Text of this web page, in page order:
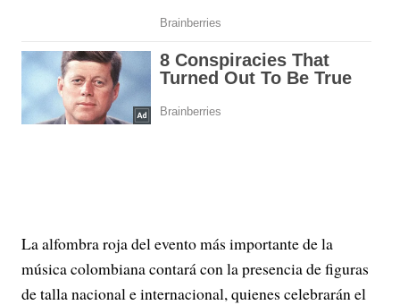
La alfombra roja del evento más importante de la
música colombiana contará con la presencia de figuras
de talla nacional e internacional, quienes celebrarán el